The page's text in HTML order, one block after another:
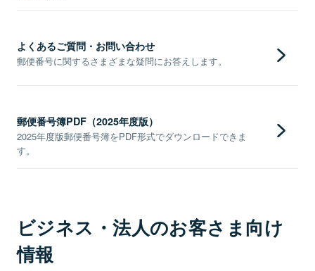
よくあるご質問・お問い合わせ
郵便番号に関するさまざまな疑問にお答えします。
郵便番号簿PDF（2025年度版）
2025年度版郵便番号簿をPDF形式でダウンロードできま
す。
ビジネス・法人のお客さま向け
情報